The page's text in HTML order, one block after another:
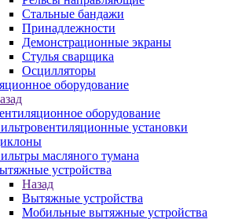
Стальные бандажи
Принадлежности
Демонстрационные экраны
Стулья сварщика
Осцилляторы
оборудование
оборудование
установки
масляного тумана
устройства
Назад
Вытяжные устройства
Мобильные вытяжные устройства